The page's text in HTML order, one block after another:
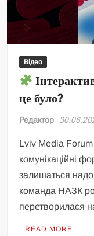
Відео
це було?
Редактор
Lviv Media
комунікаційні
залишаться
команда НАЗК
перетворилася
READ MORE